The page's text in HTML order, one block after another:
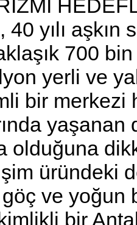
yılı aşkın
700
yerli ve
bir
olduğuna
üründeki
ve yoğun
bir